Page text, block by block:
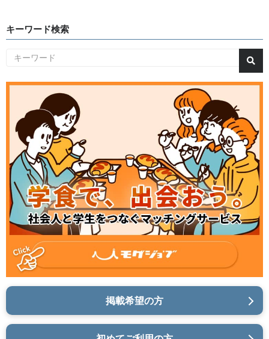
キーワード検索
掲載希望の方